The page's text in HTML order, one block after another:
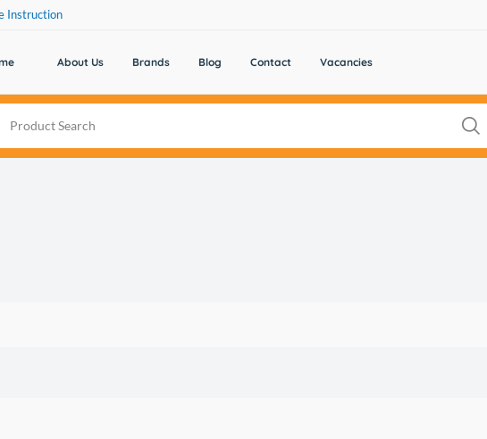
Instruction
About Us Brands Blog Contact Vacancies